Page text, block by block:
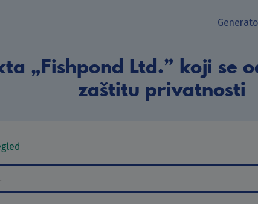
„Fishpond Ltd.” koji se
zaštitu privatnosti